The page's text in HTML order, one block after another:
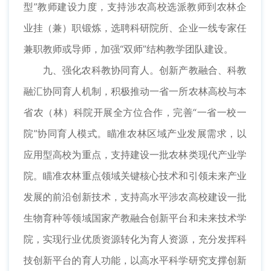
型”教师建设力度，支持涉农高校选派教师到农林企
业挂（兼）职锻炼，选聘科研院所、企业一线专家任
兼职教师或导师，加强“双师”结构教学团队建设。
九、强化农科教协同育人。创新产教融合、科教
融汇协同育人机制，积极推动一省一所农林高校与本
省农（林）科院开展全方位合作，完善“一省一校一
院”协同育人模式。瞄准农林区域产业发展需求，以
应用型高校为重点，支持建设一批农林类现代产业学
院。瞄准农林重点领域关键核心技术和引领未来产业
发展的前沿创新技术，支持高水平涉农高校建设一批
生物育种等领域国家产教融合创新平台和未来技术学
院，实现行业优质资源转化为育人资源，充分发挥科
技创新平台的育人功能，以高水平科学研究支撑创新